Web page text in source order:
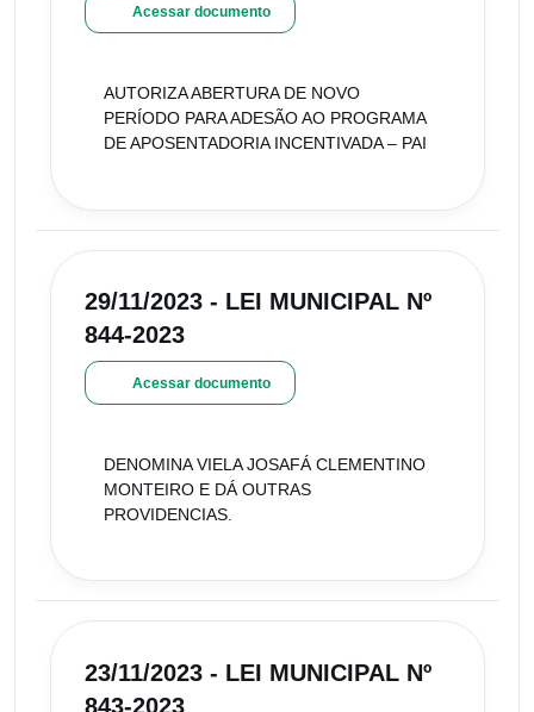
Acessar documento
AUTORIZA ABERTURA DE NOVO
PERÍODO PARA ADESÃO AO PROGRAMA
DE APOSENTADORIA INCENTIVADA – PAI
29/11/2023 - LEI MUNICIPAL Nº
844-2023
Acessar documento
DENOMINA VIELA JOSAFÁ CLEMENTINO
MONTEIRO E DÁ OUTRAS
PROVIDENCIAS.
23/11/2023 - LEI MUNICIPAL Nº
843-2023